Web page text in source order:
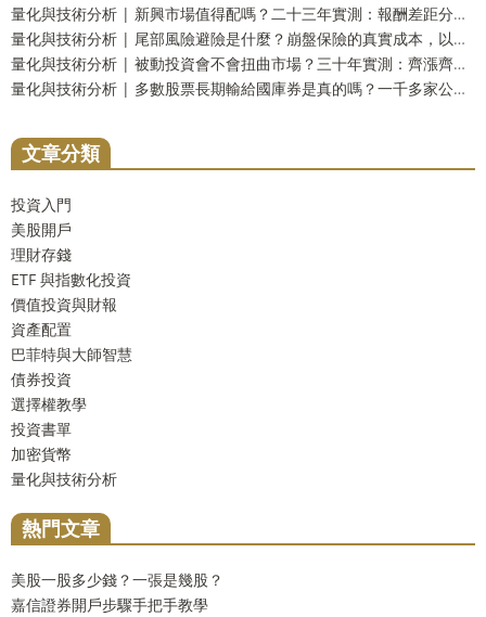
量化與技術分析 | 新興市場值得配嗎？二十三年實測：報酬差距分不出勝負，但台灣人多買了一份自己
量化與技術分析 | 尾部風險避險是什麼？崩盤保險的真實成本，以及一個更省事的替代方案
量化與技術分析 | 被動投資會不會扭曲市場？三十年實測：齊漲齊跌是真的，指數基金的責任卻查不出來
量化與技術分析 | 多數股票長期輸給國庫券是真的嗎？一千多家公司實測：輸的只有兩成，真正該怕的是另一件事
文章分類
投資入門
美股開戶
理財存錢
ETF 與指數化投資
價值投資與財報
資產配置
巴菲特與大師智慧
債券投資
選擇權教學
投資書單
加密貨幣
量化與技術分析
熱門文章
美股一股多少錢？一張是幾股？
嘉信證券開戶步驟手把手教學